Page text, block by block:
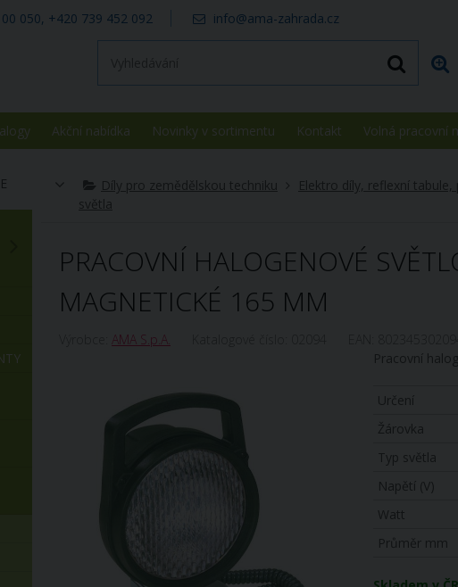
050, +420 739 452 092 info@ama-zahrada.cz
Akční nabídka Novinky v sortimentu Kontakt Volná pracovní
Díly pro zemědělskou techniku
Elektro díly, reflexní tabule,
světla
PRACOVNÍ HALOGENOVÉ
MAGNETICKÉ 165 MM
AMA S.p.A.
Pracovní
Určení
Žárovka
Typ světla
Napětí (V)
Watt
Průměr mm